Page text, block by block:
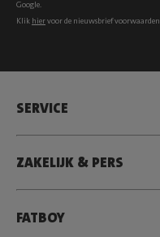
Google.
Klik hiervoor de nieuwsbrief voorwaarden
SERVICE
ZAKELIJK & PERS
FATBOY